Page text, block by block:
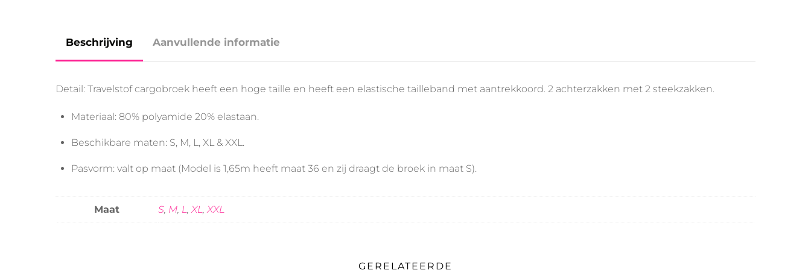
Beschrijving Aanvullende informatie
Detail: Travelstof cargobroek heeft een hoge taille en heeft een elastische tailleband met aantrekkoord. 2 achterzakken met 2 steekzakken.
Materiaal: 80% polyamide 20% elastaan.
Beschikbare maten: S, M, L, XL & XXL.
Pasvorm: valt op maat (Model is 1,65m heeft maat 36 en zij draagt de broek in maat S).
Maat S, M, L,XL,XXL
GERELATEERDE